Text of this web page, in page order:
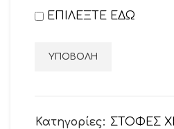
ΕΠΙΛΕΞΤΕ ΕΔΩ
Κατηγορίες: ΣΤΟΦΕΣ